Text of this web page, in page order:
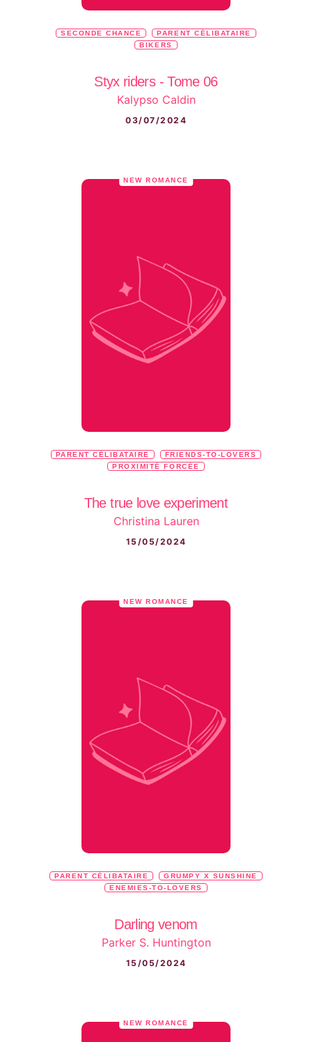
SECONDE CHANCE
PARENT CÉLIBATAIRE
BIKERS
Styx riders - Tome 06
Kalypso Caldin
03/07/2024
NEW ROMANCE
PARENT CÉLIBATAIRE
FRIENDS-TO-LOVERS
PROXIMITÉ FORCÉE
The true love experiment
Christina Lauren
15/05/2024
NEW ROMANCE
PARENT CÉLIBATAIRE
GRUMPY X SUNSHINE
ENEMIES-TO-LOVERS
Darling venom
Parker S. Huntington
15/05/2024
NEW ROMANCE